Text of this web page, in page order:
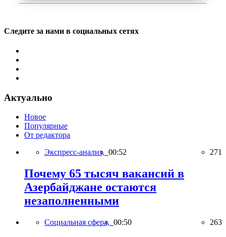
Следите за нами в социальных сетях
Актуально
Новое
Популярные
От редактора
Экспресс-анализ, 00:52 271
Почему 65 тысяч вакансий в
Азербайджане остаются
незаполненными
Социальная сфера, 00:50 263